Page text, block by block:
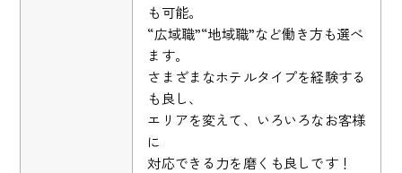
も可能。
“広域職”“地域職”など働き方も選べ
ます。
さまざまなホテルタイプを経験する
も良し、
エリアを変えて、いろいろなお客様
に
対応できる力を磨くも良しです！